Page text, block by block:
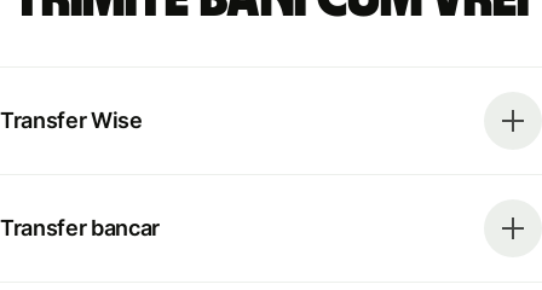
Transfer Wise
Transfer bancar